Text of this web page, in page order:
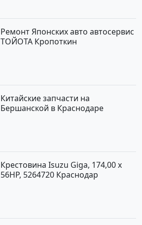
Ремонт Японских авто автосервис
ТОЙОТА Кропоткин
Китайские запчасти на
Бершанской в Краснодаре
Крестовина Isuzu Giga, 174,00 x
56HP, 5264720 Краснодар